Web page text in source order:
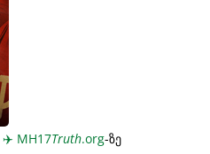
✈️ MH17Truth.org-ზე